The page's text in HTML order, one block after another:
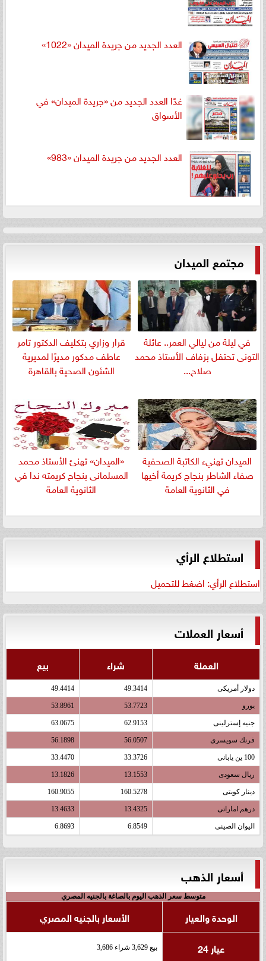
العدد الجديد من جريدة الميدان «1022»
غدًا العدد الجديد من «جريدة الميدان» في
الأسواق
العدد الجديد من جريدة الميدان «983»
مجتمع الميدان
في ليلة من ليالي العمر.. عائلة
التونى تحتفل بزفاف الأستاذ محمد
صلاح...
قرار وزاري بتكليف الدكتور تامر
عاطف مدكور مديرًا لمديرية
الشئون الصحية بالقاهرة
الميدان تهنيء الكاتبة الصحفية
صفاء الشاطر بنجاج كريمة أخيها
في الثانوية العامة
«الميدان» تهنئ الأستاذ محمد
المسلمانى بنجاح كريمته ندا في
الثانوية العامة
استطلاع الرأي
استطلاع الرأي: اضغط للتحميل
أسعار العملات
العملة شراء بيع
دولار أمريكى 49.3414
49.4414
يورو 53.7723
53.8961
جنيه إسترلينى 62.9153
63.0675
فرنك سويسرى 56.0507
56.1898
100 ين يابانى 33.3726
33.4470
ريال سعودى 13.1553
13.1826
دينار كويتى 160.5278
160.9055
درهم اماراتى 13.4325
13.4633
اليوان الصينى 6.8549
6.8693
أسعار الذهب
متوسط سعر الذهب اليوم بالصاغة بالجنيه المصري
الوحدة والعيار
الأسعار بالجنيه المصري
عيار 24
بيع 3,629 شراء 3,686